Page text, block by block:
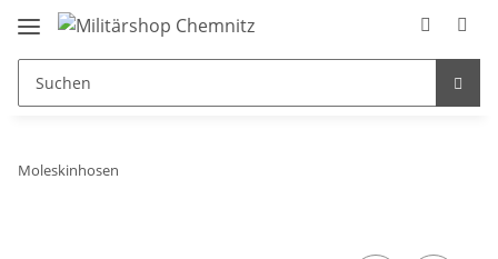
Moleskinhosen